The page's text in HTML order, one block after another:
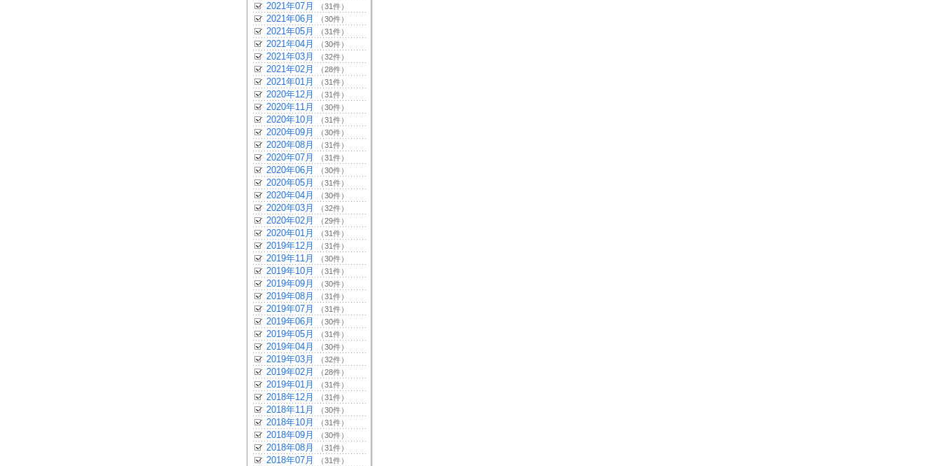
2021年07月 （31件）
2021年06月 （30件）
2021年05月 （31件）
2021年04月 （30件）
2021年03月 （32件）
2021年02月 （28件）
2021年01月 （31件）
2020年12月 （31件）
2020年11月 （30件）
2020年10月 （31件）
2020年09月 （30件）
2020年08月 （31件）
2020年07月 （31件）
2020年06月 （30件）
2020年05月 （31件）
2020年04月 （30件）
2020年03月 （32件）
2020年02月 （29件）
2020年01月 （31件）
2019年12月 （31件）
2019年11月 （30件）
2019年10月 （31件）
2019年09月 （30件）
2019年08月 （31件）
2019年07月 （31件）
2019年06月 （30件）
2019年05月 （31件）
2019年04月 （30件）
2019年03月 （32件）
2019年02月 （28件）
2019年01月 （31件）
2018年12月 （31件）
2018年11月 （30件）
2018年10月 （31件）
2018年09月 （30件）
2018年08月 （31件）
2018年07月 （31件）